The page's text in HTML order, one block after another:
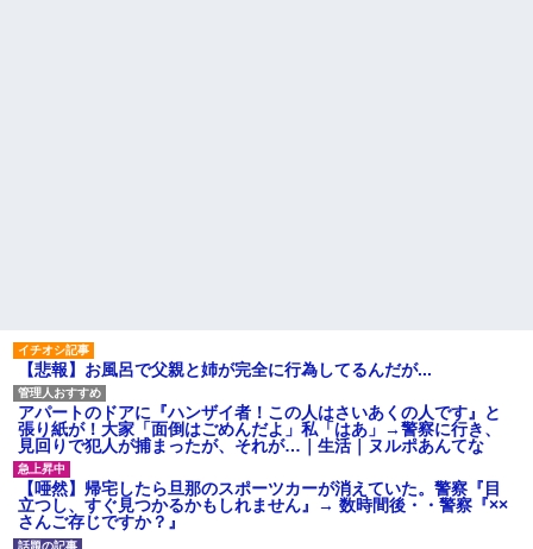
端、予想外の出来事が待ってい
て…
ハードオフに売っていた4万
4000円のフィギュアがヤバすぎ
るｗｗｗｗｗｗ「こんな高い
の？ｗｗ」「逆に超安い」
私「ちょっと、人の家の金庫
触らないでよ！」キチママ『そ
こに金庫があったから、開けて
みようとしただけ☆』義兄「泥
は出てけ！二度と来るな！」結
果・・・
【悲報】お風呂で父親と姉が完全に行為してるんだが...
アパートのドアに『ハンザイ者！この人はさいあくの人です』と
張り紙が！大家「面倒はごめんだよ」私「はあ」→警察に行き、
見回りで犯人が捕まったが、それが…｜生活｜ヌルポあんてな
【唖然】帰宅したら旦那のスポーツカーが消えていた。警察『目
立つし、すぐ見つかるかもしれません』→ 数時間後・・警察『××
さんご存じですか？』